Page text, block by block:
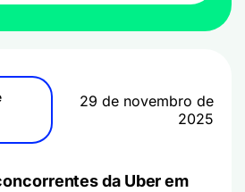
29 de novembro de
2025
da Uber em